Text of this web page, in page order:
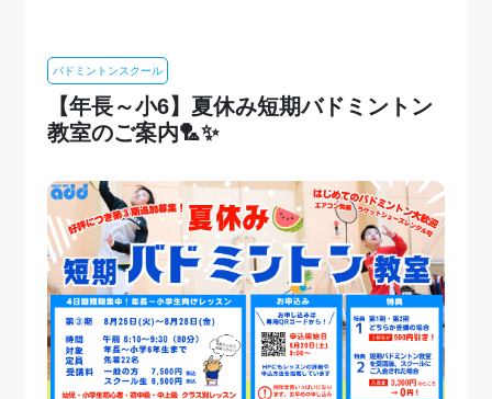
バドミントンスクール
【年長～小6】夏休み短期バドミントン
教室のご案内🏸✨